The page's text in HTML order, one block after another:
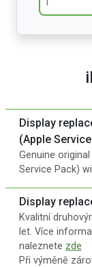
Display
(Apple
Genuine
Service Pack)
Display
Kvalitní
let. Více
naleznete zde
Při výměně